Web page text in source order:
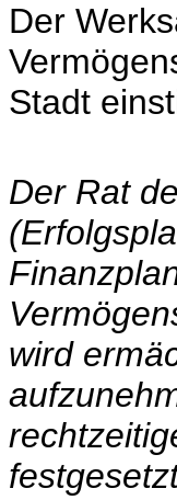
Der
Stadt
Der Rat
wird